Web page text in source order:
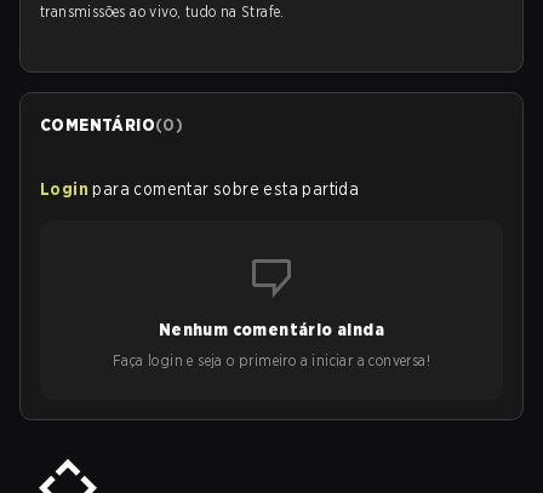
transmissões ao vivo, tudo na Strafe.
COMENTÁRIO(0)
Login para comentar sobre esta partida
Nenhum comentário ainda
Faça login e seja o primeiro a iniciar a conversa!